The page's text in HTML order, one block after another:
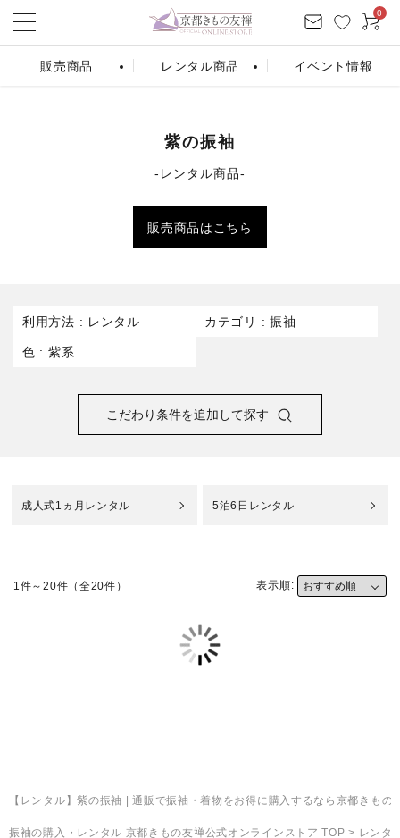
0
販売商品 レンタル商品 イベント情報
カテゴリーから探す
ご利用方法について
オンライン接客について
レビュー
03-6849-0596
紫の振袖
‐レンタル商品‐
販売商品はこちら
利用方法 レンタル カテゴリ 振袖
色 紫系
こだわり条件を追加して探す
成人式1ヵ月レンタル 5泊6日レンタル
1件～20件（全20件） 表示順:
【レンタル】紫の振袖 | 通販で振袖・着物をお得に購入するなら京都きもの
振袖の購入・レンタル 京都きもの友禅公式オンラインストア TOP > レンタ